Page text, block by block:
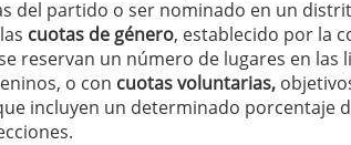
del partido o ser nominado en un
cuotas de género, establecido por la
reservan un número de lugares en las
o con cuotas voluntarias,
incluyen un determinado porcentaje